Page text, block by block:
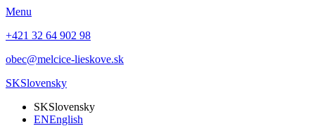
Menu
+421 32 64 902 98
obec@melcice-lieskove.sk
SKSlovensky
SKSlovensky
ENEnglish